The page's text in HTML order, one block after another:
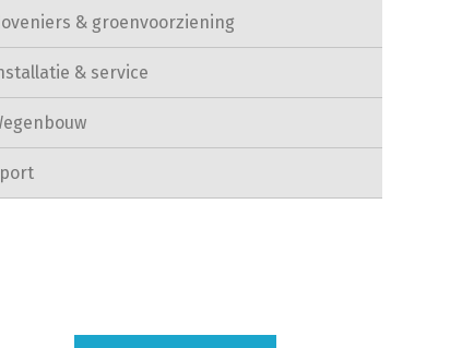
& groenvoorziening
& service